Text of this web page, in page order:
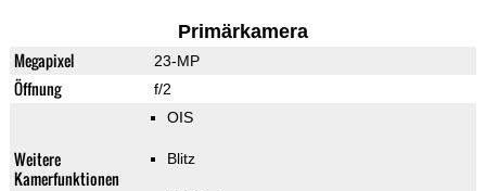
Primärkamera
Megapixel 23-MP
Öffnung f/2
Weitere
Kamerfunktionen
OIS
Blitz